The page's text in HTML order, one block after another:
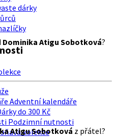
dárky
Adventní kalendáře
do 300 Kč
Podzimní nutnosti
kolekce
Dominika Atigu Sobotková?
Atigu Sobotková z přátel?